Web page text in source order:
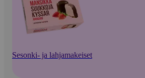
Sesonki- ja lahjamakeiset